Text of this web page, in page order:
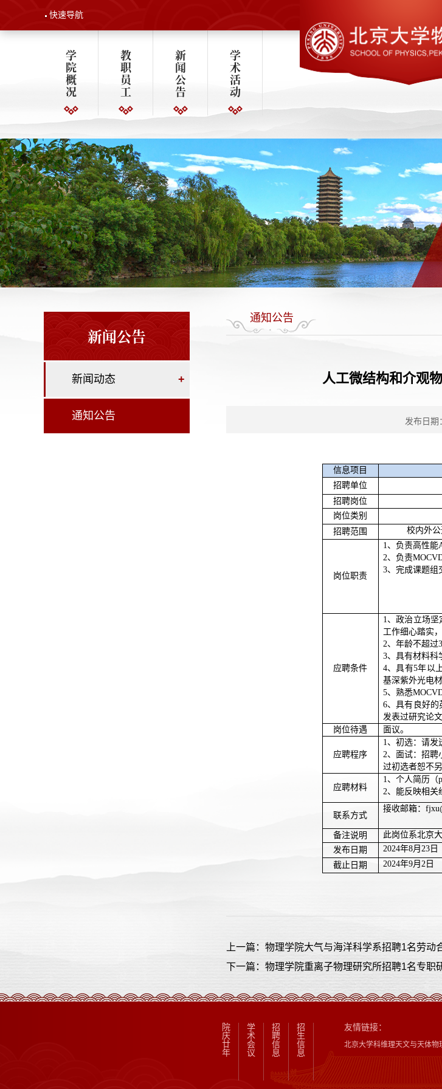
快速导航
学
院
概
况
教
职
员
工
新
闻
公
告
学
术
活
动
新闻公告
新闻动态 +
通知公告
通知公告
人工微结构和介观
发布日期
信息项目
招聘单位
招聘岗位
岗位类别
招聘范围
校内外
岗位职责
1、负责高性能
2、负责
3、完成课题组
应聘条件
1、政治立场坚
工作细心踏实
2、年龄不超过
3、具有材料科
4、具有5年以
基深紫外光电
5、熟悉
6、具有良好
发表过研究论文
岗位待遇
面议。
应聘程序
1、初选：请发
2、面试：招聘
过初选者恕不
应聘材料
1、个人简历（
2、能反映相关
联系方式
接收邮箱：
备注说明
此岗位系北京
发布日期
2024年8月23日
截止日期
2024年9月2日
上一篇：物理学院大气与海洋科学系招聘1名劳动
下一篇：物理学院重离子物理研究所招聘1名专职
院
庆
廿
年
学
术
会
议
招
聘
信
息
招
生
信
息
友情链接：
北京大学科维理天文与天体物